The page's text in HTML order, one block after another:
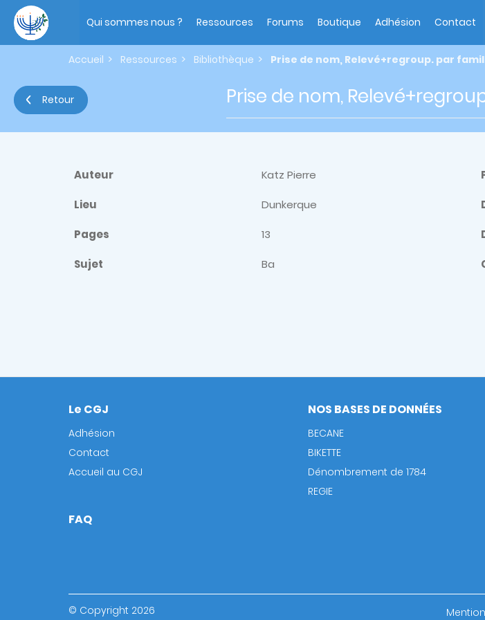
contenu
principal
navigation
Qui sommes nous ? Ressources Forums Boutique Adhésion Contact
Accueil Ressources Bibliothèque Prise de nom, Relevé+regroup. par
Retour Prise de nom,
Auteur Katz Pierre
Lieu Dunkerque
Pages 13
Sujet Ba
Footer
Le CGJ
Adhésion
Contact
Accueil au CGJ
NOS BASES DE DONNÉES
BECANE
BIKETTE
Dénombrement de 1784
REGIE
FAQ
© Copyright 2026
bottom